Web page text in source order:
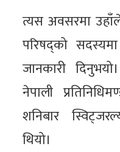
त्यस अवसरमा
परिषद्को
जानकारी
नेपाली
शनिबार
थियो।